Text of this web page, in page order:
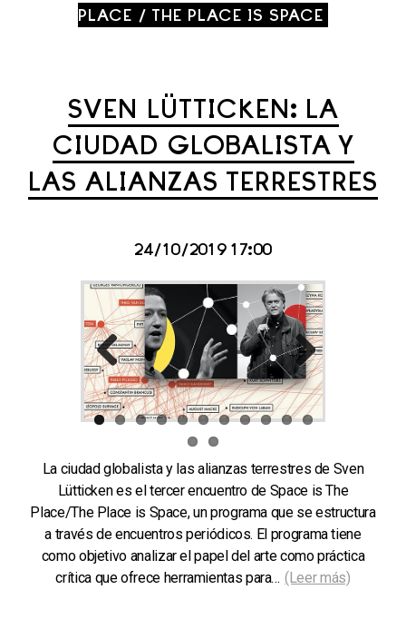
PLACE / THE PLACE IS SPACE
SVEN LÜTTICKEN: LA
CIUDAD GLOBALISTA Y
LAS ALIANZAS TERRESTRES
24/10/2019 17:00
Previous Next
La ciudad globalista y las alianzas terrestres de Sven
Lütticken es el tercer encuentro de Space is The
Place/The Place is Space, un programa que se estructura
a través de encuentros periódicos. El programa tiene
como objetivo analizar el papel del arte como práctica
crítica que ofrece herramientas para… (Leer más)